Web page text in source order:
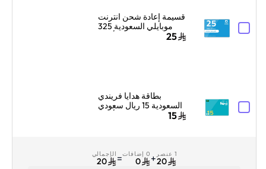
قسيمة إعادة شحن انترنت
موبايلي السعودية 325
25
بطاقة هدايا فريندي
السعودية 15 ريال سعودي
15
1 عنصر
20
+ 0 إضافات
0
= الإجمالي
20